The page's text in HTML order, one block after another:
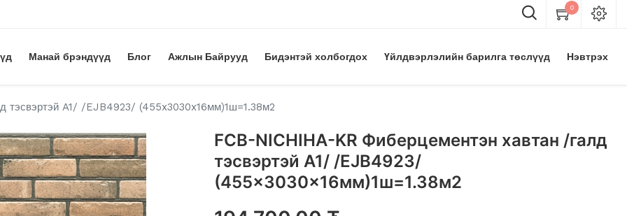
0
Манай брэндүүд Блог Ажлын Байрууд Бидэнтэй холбогдох Үйлдвэрлэлийн барилга төслүүд Нэвтрэх
тэсвэртэй A1/ /EJB4923/ (455x3030x16мм)1ш=1.38м2
FCB-NICHIHA-KR Фиберцементэн хавтан /галд
тэсвэртэй A1/ /EJB4923/
(455x3030x16мм)1ш=1.38м2